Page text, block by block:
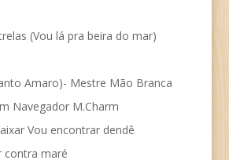
(Vou lá pra beira do mar)
Amaro)- Mestre Mão Branca
Navegador M.Charm
Vou encontrar dendê
contra maré